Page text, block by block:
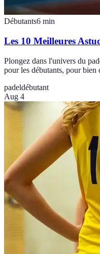
Débutants6 min
Les 10 Meilleures
Plongez dans l'univers du
pour les débutants, pour bien
padeldébutant
Aug 4